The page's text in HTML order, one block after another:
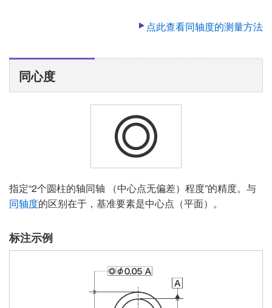
点此查看同轴度的测量方法
同心度
指定“2个圆柱的轴同轴 （中心点无偏差）程度”的精度。与
同轴度的区别在于，基准要素是中心点（平面）。
标注示例